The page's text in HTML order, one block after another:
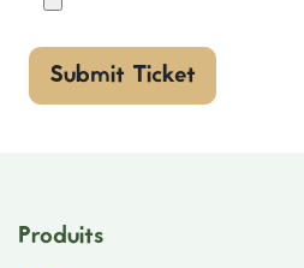
Submit Ticket
Produits